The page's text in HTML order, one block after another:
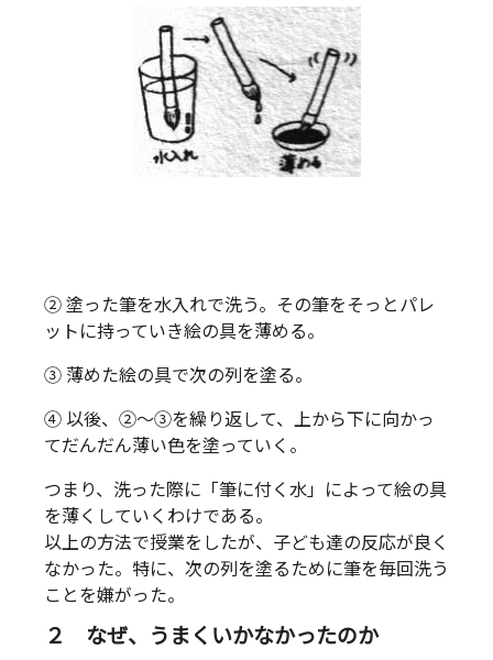
② 塗った筆を水入れで洗う。その筆をそっとパレ
ットに持っていき絵の具を薄める。
③ 薄めた絵の具で次の列を塗る。
④ 以後、②～③を繰り返して、上から下に向かっ
てだんだん薄い色を塗っていく。
つまり、洗った際に「筆に付く水」によって絵の具
を薄くしていくわけである。
以上の方法で授業をしたが、子ども達の反応が良く
なかった。特に、次の列を塗るために筆を毎回洗う
ことを嫌がった。
２ なぜ、うまくいかなかったのか